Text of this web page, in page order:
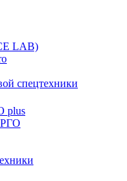
LAB)
спецтехники
plus